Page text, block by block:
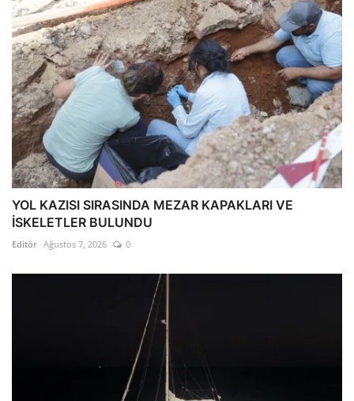
YOL KAZISI SIRASINDA MEZAR KAPAKLARI VE
İSKELETLER BULUNDU
Editör Ağustos 7, 2026 0